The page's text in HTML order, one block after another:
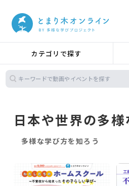
カテゴリで探す
日本や世界の多様
多様な学び方を知ろう